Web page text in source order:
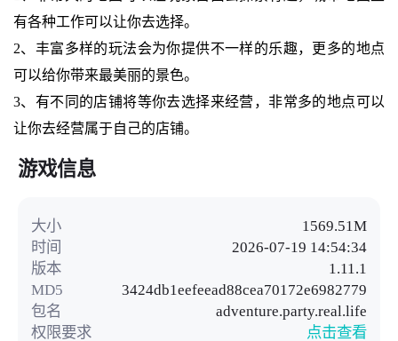
有各种工作可以让你去选择。
2、丰富多样的玩法会为你提供不一样的乐趣，更多的地点
可以给你带来最美丽的景色。
3、有不同的店铺将等你去选择来经营，非常多的地点可以
让你去经营属于自己的店铺。
游戏信息
大小
1569.51M
时间
2026-07-19 14:54:34
版本
1.11.1
MD5
3424db1eefeead88cea70172e6982779
包名
adventure.party.real.life
权限要求
点击查看